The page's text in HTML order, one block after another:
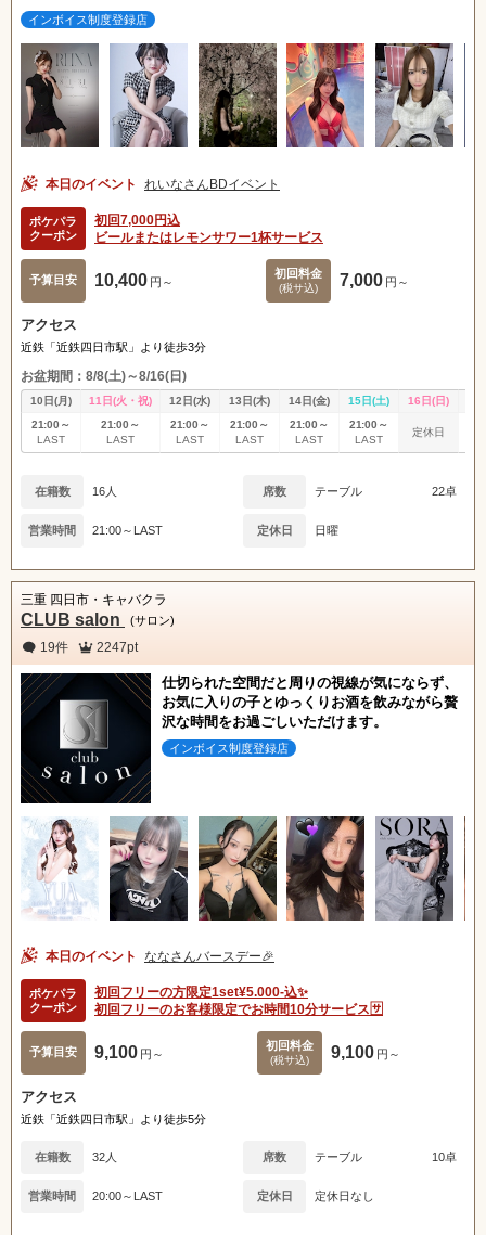
インボイス制度登録店
本日のイベント れいなさんBDイベント
ポケパラ
クーポン
初回7,000円込
ビールまたはレモンサワー1杯サービス
予算目安 10,400 円～
初回料金
(税サ込) 7,000 円～
アクセス
近鉄「近鉄四日市駅」より徒歩3分
お盆期間：8/8(土)～8/16(日)
10日(月) 11日(火・祝) 12日(水) 13日(木) 14日(金) 15日(土) 16日(日)
21:00～
LAST
21:00～
LAST
21:00～
LAST
21:00～
LAST
21:00～
LAST
21:00～
LAST
定休日
在籍数 16人 席数 テーブル 22卓
営業時間 21:00～LAST 定休日 日曜
三重 四日市・キャバクラ
CLUB salon (サロン)
19件 2247pt
仕切られた空間だと周りの視線が気にならず、
お気に入りの子とゆっくりお酒を飲みながら贅
沢な時間をお過ごしいただけます。
インボイス制度登録店
本日のイベント ななさんバースデー🎉
ポケパラ
クーポン
初回フリーの方限定1set¥5.000-込✨
初回フリーのお客様限定でお時間10分サービス🈂️
予算目安 9,100 円～
初回料金
(税サ込) 9,100 円～
アクセス
近鉄「近鉄四日市駅」より徒歩5分
在籍数 32人 席数 テーブル 10卓
営業時間 20:00～LAST 定休日 定休日なし